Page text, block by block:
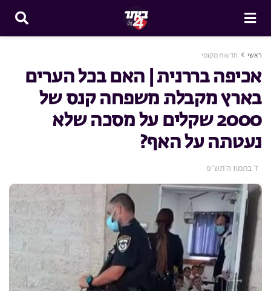
ראשי חדשות מקומי
אכיפה בררנית | האם בכל הערים
בארץ מקבלת משפחה קנס של
2000 שקלים על מסכה שלא
נעטתה על האף?
ז׳ בתמוז ה׳תש״פ